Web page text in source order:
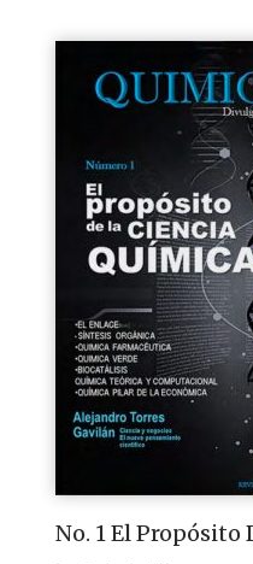
No. 1 El Propósito